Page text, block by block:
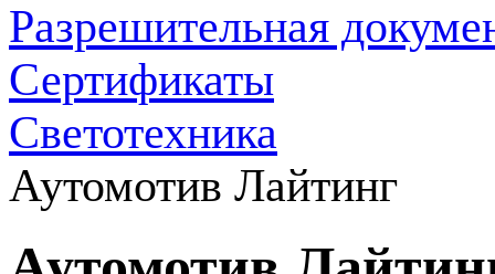
Разрешительная
Сертификаты
Светотехника
Аутомотив Лайтинг